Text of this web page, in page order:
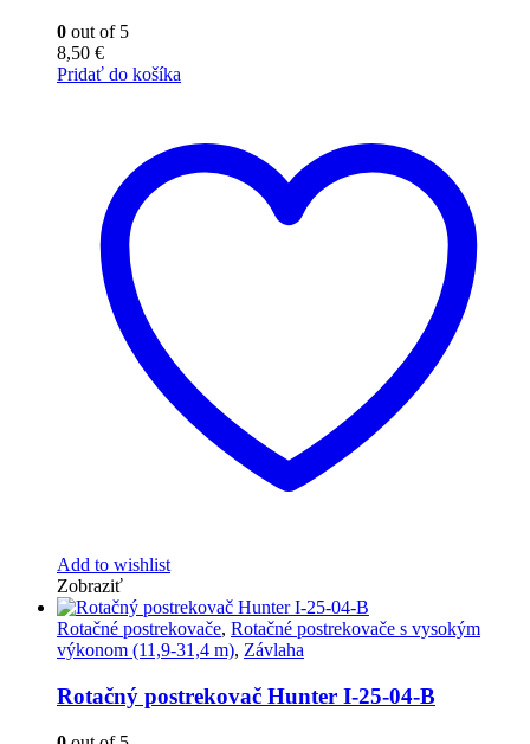
0 out of 5
8,50 €
Pridať do košíka
Add to wishlist
Zobraziť
Rotačné postrekovače, Rotačné postrekovače s vysokým
výkonom (11,9-31,4 m), Závlaha
Rotačný postrekovač Hunter I-25-04-B